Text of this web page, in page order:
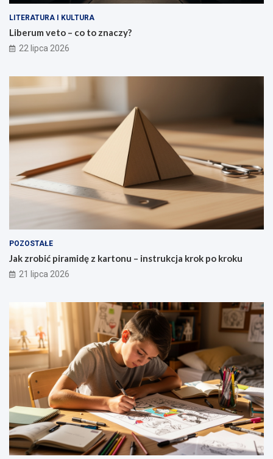
LITERATURA I KULTURA
Liberum veto – co to znaczy?
22 lipca 2026
POZOSTAŁE
Jak zrobić piramidę z kartonu – instrukcja krok po kroku
21 lipca 2026